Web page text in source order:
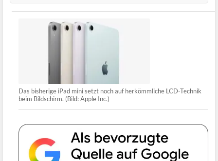
Das bisherige iPad mini setzt noch auf herkömmliche LCD-Technik
beim Bildschirm. (Bild: Apple Inc.)